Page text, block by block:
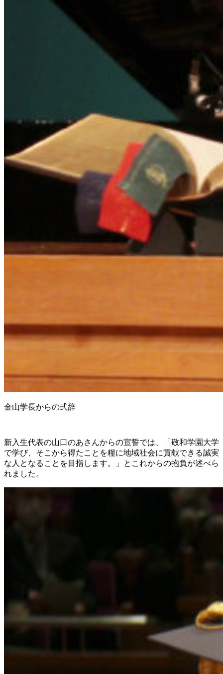
金山学長からの式辞
新入生代表の山口のあさんからの宣誓では、「敬和学園大学
で学び、そこから得たことを糧に地域社会に貢献できる誠実
な人となることを目指します。」とこれからの抱負が述べら
れました。